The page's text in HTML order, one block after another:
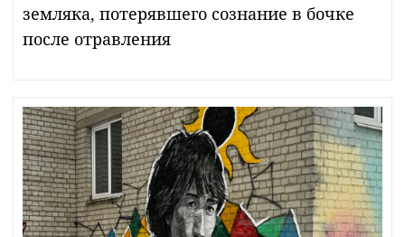
земляка, потерявшего сознание в бочке
после отравления